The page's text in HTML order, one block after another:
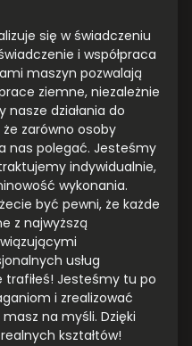
się w świadczeniu
i współpraca
maszyn pozwalają
ziemne, niezależnie
nasze działania do
zarówno osoby
nas polegać. Jesteśmy
indywidualnie,
wykonania.
być pewni, że każde
z najwyższą
usług
trafiłeś! Jesteśmy tu po
i zrealizować
na myśli. Dzięki
kształtów!